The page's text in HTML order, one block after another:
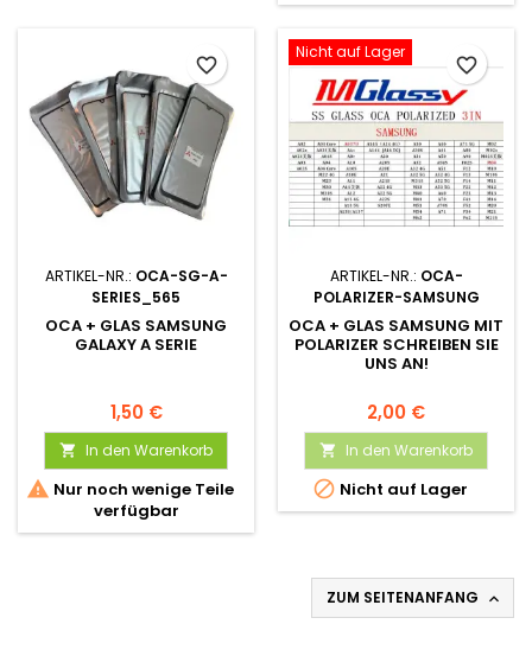
ARTIKEL-NR.: OCA-SG-A-
SERIES_565
OCA + GLAS SAMSUNG
GALAXY A SERIE
1,50 €
 In den Warenkorb
 Nur noch wenige Teile
verfügbar
favorite_border
Nicht auf Lager
ARTIKEL-NR.: OCA-
POLARIZER-SAMSUNG
OCA + GLAS SAMSUNG MIT
POLARIZER SCHREIBEN SIE
UNS AN!
2,00 €
 In den Warenkorb
 Nicht auf Lager
favorite_border
ZUM SEITENANFANG 